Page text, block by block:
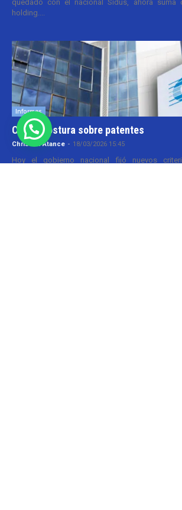
quedado con el nacional Sidus, ahora suma
holding....
Informes
CILFA: postura sobre patentes
Christian Atance - 18/03/2026 15:45
Hoy el gobierno nacional fijó nuevos